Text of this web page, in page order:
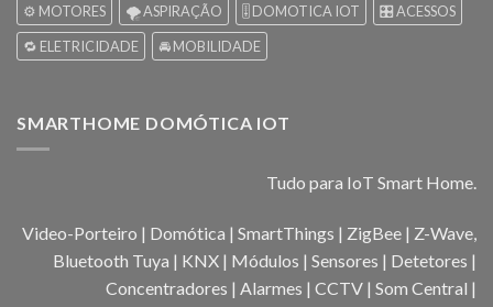
⚙️ MOTORES
🌪️ ASPIRAÇÃO 🎚️ DOMOTICA IOT
🎛️ ACESSOS
🔁 ELETRICIDADE
🚘 MOBILIDADE
SMARTHOME DOMÓTICA IOT
Tudo para IoT Smart Home.
Video-Porteiro | Domótica | SmartThings | ZigBee | Z-Wave,
Bluetooth Tuya | KNX | Módulos | Sensores | Detetores |
Concentradores | Alarmes | CCTV | Som Central |